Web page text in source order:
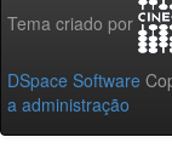
Tema criado por
DSpace Software
a administração